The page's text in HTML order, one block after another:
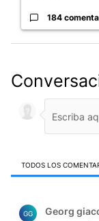
184
TODOS LOS
GG Georg